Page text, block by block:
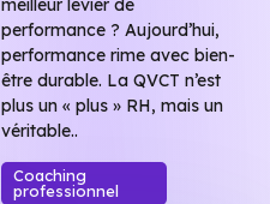
meilleur levier de
performance ? Aujourd’hui,
performance rime avec bien-
être durable. La QVCT n’est
plus un « plus » RH, mais un
véritable..
Coaching
professionnel